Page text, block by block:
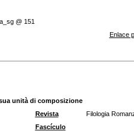
@ 151
Enlace
unità di composizione
Revista
Filologia
Fascículo